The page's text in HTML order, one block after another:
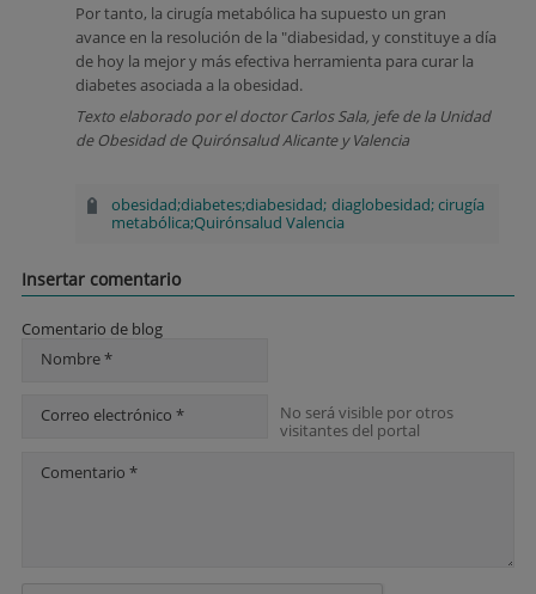
Por tanto, la cirugía metabólica ha supuesto un gran
avance en la resolución de la "diabesidad, y constituye a día
de hoy la mejor y más efectiva herramienta para curar la
diabetes asociada a la obesidad.
Texto elaborado por el doctor Carlos Sala, jefe de la Unidad
de Obesidad de Quirónsalud Alicante y Valencia
obesidad;diabetes;diabesidad; diaglobesidad; cirugía
metabólica;Quirónsalud Valencia
Insertar comentario
Comentario de blog
Nombre *
Correo electrónico *
No será visible por otros
visitantes del portal
Comentario *